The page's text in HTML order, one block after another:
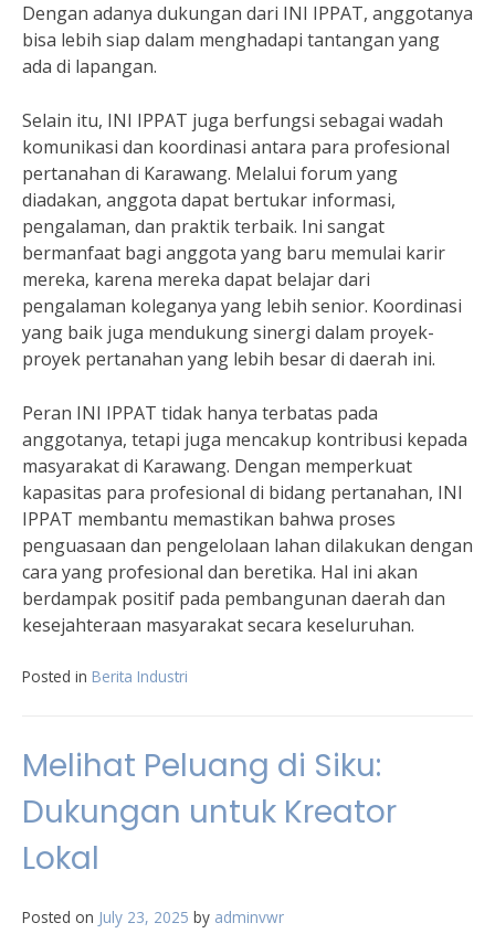
Dengan adanya dukungan dari INI IPPAT, anggotanya
bisa lebih siap dalam menghadapi tantangan yang
ada di lapangan.
Selain itu, INI IPPAT juga berfungsi sebagai wadah
komunikasi dan koordinasi antara para profesional
pertanahan di Karawang. Melalui forum yang
diadakan, anggota dapat bertukar informasi,
pengalaman, dan praktik terbaik. Ini sangat
bermanfaat bagi anggota yang baru memulai karir
mereka, karena mereka dapat belajar dari
pengalaman koleganya yang lebih senior. Koordinasi
yang baik juga mendukung sinergi dalam proyek-
proyek pertanahan yang lebih besar di daerah ini.
Peran INI IPPAT tidak hanya terbatas pada
anggotanya, tetapi juga mencakup kontribusi kepada
masyarakat di Karawang. Dengan memperkuat
kapasitas para profesional di bidang pertanahan, INI
IPPAT membantu memastikan bahwa proses
penguasaan dan pengelolaan lahan dilakukan dengan
cara yang profesional dan beretika. Hal ini akan
berdampak positif pada pembangunan daerah dan
kesejahteraan masyarakat secara keseluruhan.
Posted in Berita Industri
Melihat Peluang di Siku:
Dukungan untuk Kreator
Lokal
Posted on July 23, 2025 by adminvwr